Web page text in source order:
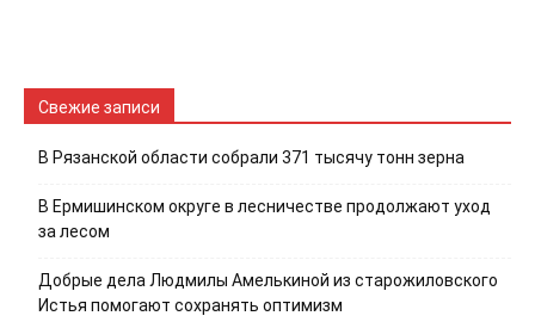
Свежие записи
В Рязанской области собрали 371 тысячу тонн зерна
В Ермишинском округе в лесничестве продолжают уход
за лесом
Добрые дела Людмилы Амелькиной из старожиловского
Истья помогают сохранять оптимизм